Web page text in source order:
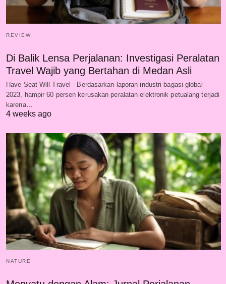
REVIEW
Di Balik Lensa Perjalanan: Investigasi Peralatan
Travel Wajib yang Bertahan di Medan Asli
Have Seat Will Travel - Berdasarkan laporan industri bagasi global
2023, hampir 60 persen kerusakan peralatan elektronik petualang terjadi
karena…
4 weeks ago
NATURE